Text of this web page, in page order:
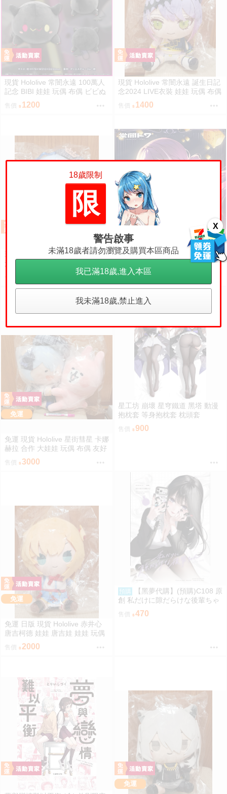
X
現貨 Hololive 常闇永遠 100萬人
記念 BIBI 娃娃 玩偶 布偶 ビビぬ
いぐるみ 常闇トワ 100万人記念
100萬
售價 1200
現貨 Hololive 常闇永遠 誕生日記
念2024 LIVE衣裝 娃娃 玩偶 布偶
常闇トワ トワ様ぬいぐるみ BY
ライブ衣装
售價 1400
現貨 Hololive 星街彗星 誕生日&
活動6周年記念 小娃娃 玩偶 布偶
吊飾 星街すいせい おでかけすい
ちゃんぬいぐるみ
免運
預購 【卡A嚕日貨小舖】(預購) 2
027年4月 Hololive 常闇トワ 誕生
日記念2026
售價 4690
免運
免運 現貨 Hololive 星街彗星 卡娜
赫拉 合作 大娃娃 玩偶 布偶 友好
抱抱大娃娃 星街すいせい カナヘ
イの小動物 なかよしハグぬいぐ
售價 3000
星工坊 崩壞 星穹鐵道 黑塔 動漫
抱枕套 等身抱枕套 枕頭套
售價 900
免運
免運 日版 現貨 Hololive 赤井心
唐吉柯德 娃娃 唐吉娃 娃娃 玩偶
ドン・キホーテ もちどる 赤井は
あと
售價 2000
預購
【黑夢代購】(預購)C108 原
創 私だけに隙だらけな後輩ちゃ
ん 社團名:saeu 繪師:saeu
470
免運
18歲限制
限
警告啟事
未滿18歲者請勿瀏覽及購買本區商品
我已滿18歲,進入本區
我未滿18歲,禁止進入